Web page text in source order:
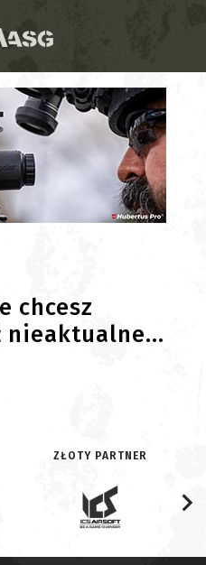
chcesz
nieaktualne...
ZŁOTY PARTNER